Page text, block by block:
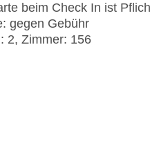
beim Check In ist
gegen Gebühr
2, Zimmer: 156